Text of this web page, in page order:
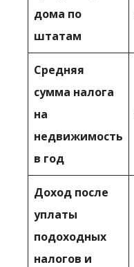
дома по
штатам
Средняя
сумма налога
на
недвижимость
в год
Доход после
уплаты
подоходных
налогов и